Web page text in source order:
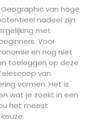
van hoge
nadeel zijn
met
Voor
en nog niet
toeleggen op deze
van
vormen. Het is
wat je zoekt in een
het meest